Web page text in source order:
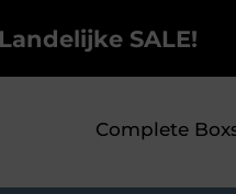
SALE!
Complete